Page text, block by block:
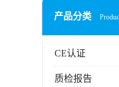
产品分类
CE认证
质检报告